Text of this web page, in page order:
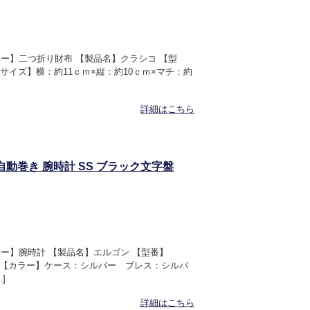
】二つ折り財布 【製品名】クラシコ 【型
イズ】横：約11ｃｍ×縦：約10ｃｍ×マチ：約
詳細はこちら
巻き 腕時計 SS ブラック文字盤
】腕時計 【製品名】エルゴン 【型番】
カラー】ケース：シルバー ブレス：シルバ
詳細はこちら